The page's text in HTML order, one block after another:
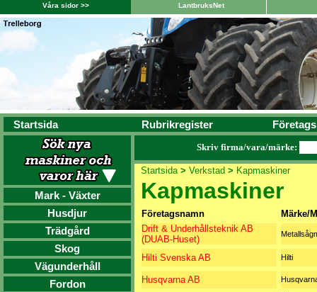
Våra sidor >> LantbruksNet
Startsida Rubrikregister
Mark - Växter
Husdjur
Trädgård
Skog
Vägunderhåll
Fordon
Skriv firma/vara/märke:
Startsida> Verkstad > Kapmaskiner
Kapmaskiner
Företagsnamn
Märke/
Drift & Underhållsteknik AB
(DUAB-Huset)
Hilti Svenska AB Hilti
Husqvarna AB